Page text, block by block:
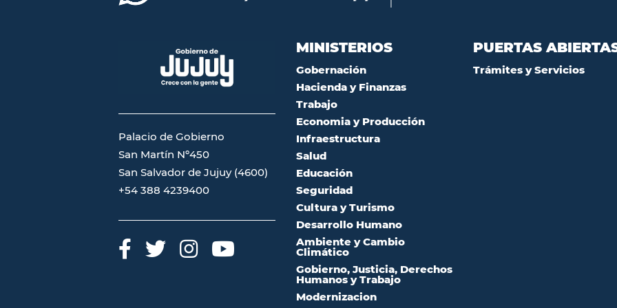
Palacio de Gobierno
San Martín Nº450
San Salvador de Jujuy (4600)
+54 388 4239400
MINISTERIOS
Gobernación
Hacienda y Finanzas
Trabajo
Economia y Producción
Infraestructura
Salud
Educación
Seguridad
Cultura y Turismo
Desarrollo Humano
Ambiente y Cambio
Climático
Gobierno, Justicia, Derechos
Humanos y Trabajo
Modernizacion
PUERTAS
Trámites y Servicios